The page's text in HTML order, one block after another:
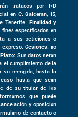
tratados por I+D
en C. Galceran, 15,
Tenerife. Finalidad y
especificados en
a sus peticiones o
expreso. Cesiones: no
Plazo: Sus datos serán
el cumplimiento de la
su recogida, hasta la
hasta que sean
de su titular de los
que puede
y oposición
de contacto o